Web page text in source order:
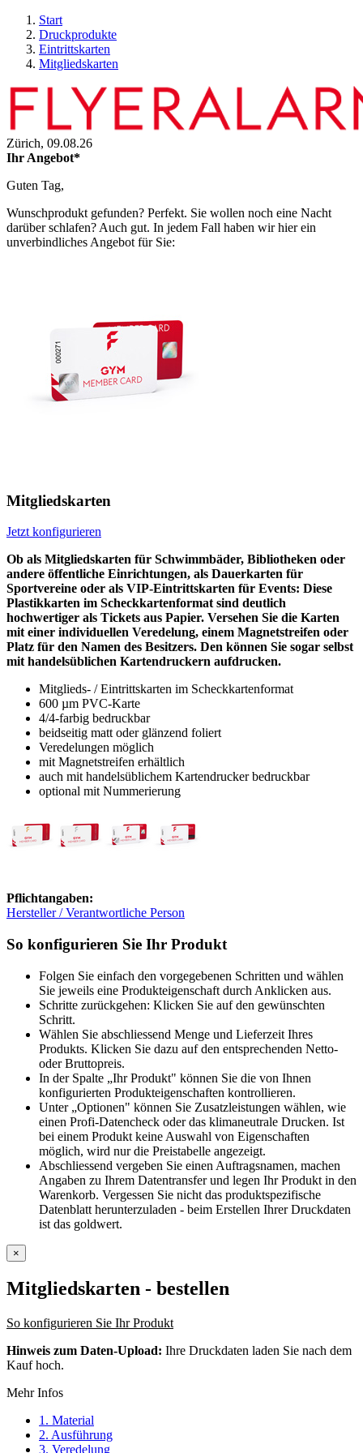
Start
Druckprodukte
Eintrittskarten
Mitgliedskarten
Zürich, 09.08.26
Ihr Angebot*
Guten Tag,
Wunschprodukt gefunden? Perfekt. Sie wollen noch eine Nacht
darüber schlafen? Auch gut. In jedem Fall haben wir hier ein
unverbindliches Angebot für Sie:
Mitgliedskarten
Jetzt konfigurieren
Ob als Mitgliedskarten für Schwimmbäder, Bibliotheken oder
andere öffentliche Einrichtungen, als Dauerkarten für
Sportvereine oder als VIP-Eintrittskarten für Events: Diese
Plastikkarten im Scheckkartenformat sind deutlich
hochwertiger als Tickets aus Papier. Versehen Sie die Karten
mit einer individuellen Veredelung, einem Magnetstreifen oder
Platz für den Namen des Besitzers. Den können Sie sogar selbst
mit handelsüblichen Kartendruckern aufdrucken.
Mitglieds- / Eintrittskarten im Scheckkartenformat
600 µm PVC-Karte
4/4-farbig bedruckbar
beidseitig matt oder glänzend foliert
Veredelungen möglich
mit Magnetstreifen erhältlich
auch mit handelsüblichem Kartendrucker bedruckbar
optional mit Nummerierung
Pflichtangaben:
Hersteller / Verantwortliche Person
So konfigurieren Sie Ihr Produkt
Folgen Sie einfach den vorgegebenen Schritten und wählen
Sie jeweils eine Produkteigenschaft durch Anklicken aus.
Schritte zurückgehen: Klicken Sie auf den gewünschten
Schritt.
Wählen Sie abschliessend Menge und Lieferzeit Ihres
Produkts. Klicken Sie dazu auf den entsprechenden Netto-
oder Bruttopreis.
In der Spalte „Ihr Produkt" können Sie die von Ihnen
konfigurierten Produkteigenschaften kontrollieren.
Unter „Optionen" können Sie Zusatzleistungen wählen, wie
einen Profi-Datencheck oder das klimaneutrale Drucken. Ist
bei einem Produkt keine Auswahl von Eigenschaften
möglich, wird nur die Preistabelle angezeigt.
Abschliessend vergeben Sie einen Auftragsnamen, machen
Angaben zu Ihrem Datentransfer und legen Ihr Produkt in den
Warenkorb. Vergessen Sie nicht das produktspezifische
Datenblatt herunterzuladen - beim Erstellen Ihrer Druckdaten
ist das goldwert.
×
Mitgliedskarten - bestellen
So konfigurieren Sie Ihr Produkt
Hinweis zum Daten-Upload: Ihre Druckdaten laden Sie nach dem
Kauf hoch.
Mehr Infos
1. Material
2. Ausführung
3. Veredelung